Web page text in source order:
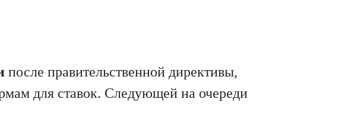
после правительственной директивы,
для ставок. Следующей на очереди